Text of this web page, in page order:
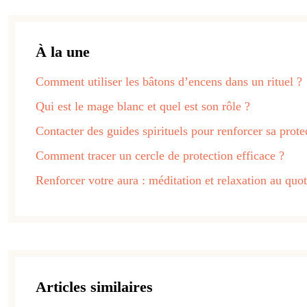
À la une
Comment utiliser les bâtons d’encens dans un rituel ?
Qui est le mage blanc et quel est son rôle ?
Contacter des guides spirituels pour renforcer sa
Comment tracer un cercle de protection efficace ?
Renforcer votre aura : méditation et relaxation au
Articles similaires